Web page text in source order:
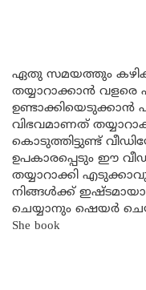
ഏതു സമയത്തും
തയ്യാറാക്കാൻ വളരെ
ഉണ്ടാക്കിയെടുക്കാൻ
വിഭവമാണത്
കൊടുത്തിട്ടുണ്ട്
ഉപകാരപ്പെടും ഈ
തയ്യാറാക്കി
നിങ്ങൾക്ക്
ചെയ്യാനും ഷെയർ
She book